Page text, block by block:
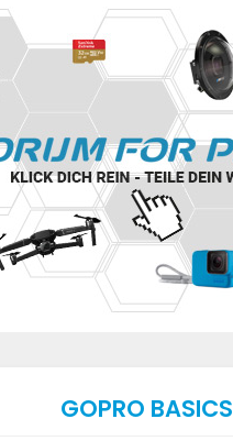
GOPRO BASICS